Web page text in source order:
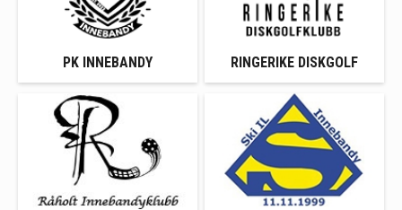
PK INNEBANDY RINGERIKE DISKGOLF